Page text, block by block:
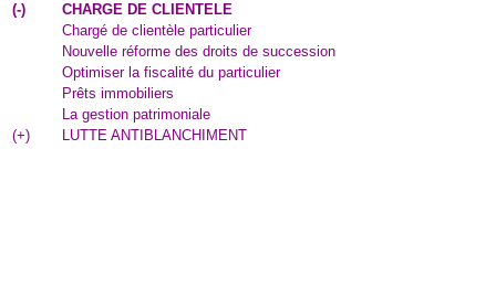
(-)
CHARGE DE CLIENTELE
Chargé de clientèle particulier
Nouvelle réforme des droits de succession
Optimiser la fiscalité du particulier
Prêts immobiliers
La gestion patrimoniale
(+) LUTTE ANTIBLANCHIMENT